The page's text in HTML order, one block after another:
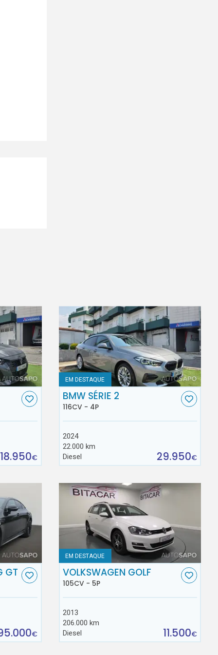
18.950€
EM DESTAQUE
BMW SÉRIE 2
116CV - 4P
2024
22.000 km
Diesel
29.950€
GT
€
EM DESTAQUE
VOLKSWAGEN GOLF
105CV - 5P
2013
206.000 km
Diesel
11.500€